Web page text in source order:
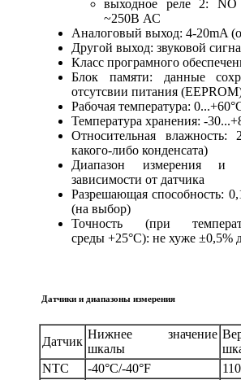
выходное реле 2:
~250B АС
Аналоговый выход: 4-20mA
Другой выход: звуковой
Класс програмного
Блок памяти: данные
отсутсвии питания
Рабочая температура:
Температура хранения: -
Относительная влажность:
какого-либо конденсата)
Диапазон измерения
зависимости от датчика
Разрешающая способность:
(на выбор)
Точность (при
среды +25°C): не хуже ±0,5%
Датчики и диапазоны измерения
Датчик
Нижнее значение
шкалы
NTC
-40°C/-40°F